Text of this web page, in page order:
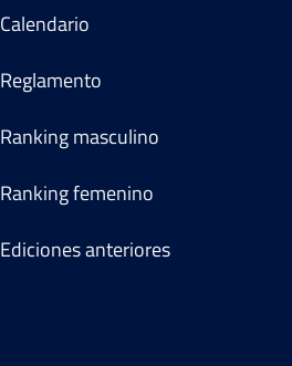
Calendario
Reglamento
Ranking masculino
Ranking femenino
Ediciones anteriores